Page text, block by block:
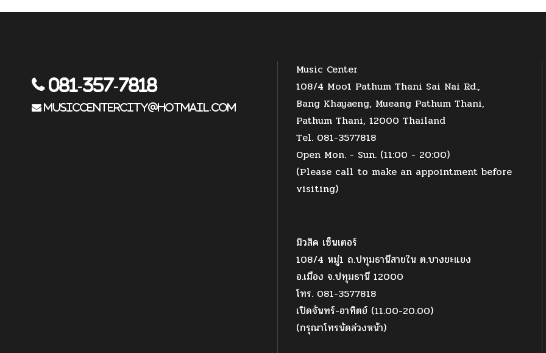
081-357-7818
musiccentercity@hotmail.com
Music Center
108/4 Moo1 Pathum Thani Sai Nai Rd.,
Bang Khayaeng, Mueang Pathum Thani,
Pathum Thani, 12000 Thailand
Tel. 081-3577818
Open Mon. - Sun. (11:00 - 20:00)
(Please call to make an appointment before
visiting)
มิวสิค เซ็นเตอร์
108/4 หมู่1 ถ.ปทุมธานีสายใน ต.บางขะแยง
อ.เมือง จ.ปทุมธานี 12000
โทร. 081-3577818
เปิดจันทร์-อาทิตย์ (11.00-20.00)
(กรุณาโทรนัดล่วงหน้า)